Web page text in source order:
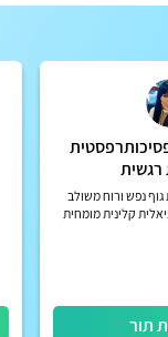
נפש ורוח משולב
קלינית מומחית
תור